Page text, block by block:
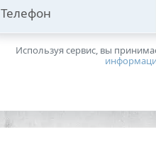
Телефон
Используя сервис, вы